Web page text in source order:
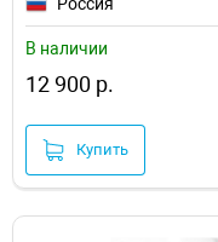
В наличии
12 900 р.
Купить